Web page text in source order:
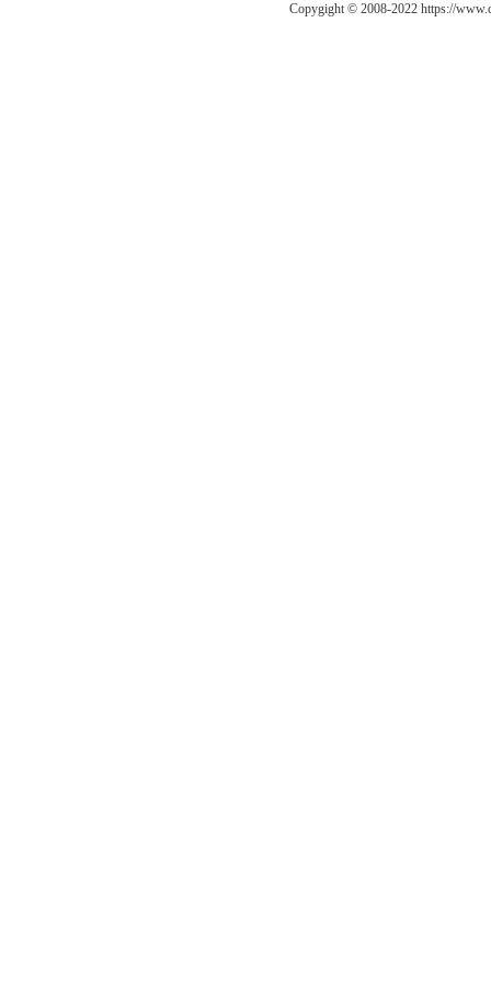
Copygight © 2008-2022 https://